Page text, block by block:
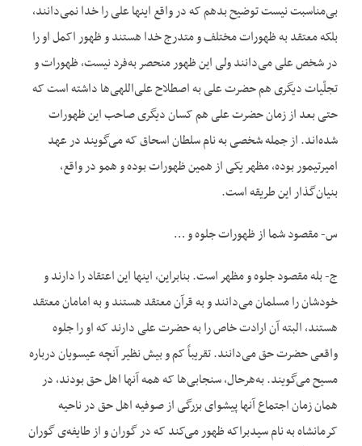
بی‌‌مناسبت نیست توضیح بدهم که در واقع اینها علی را خدا نمی‌‌دانند،
بلکه معتقد به ظهورات مختلف و متدرج خدا هستند و ظهور اکمل او را
در شخص علی می‌‌دانند ولی این ظهور منحصر به‌‌فرد نیست، ظهورات و
تجلّیات دیگری هم حضرت علی به اصطلاح علی‌‌اللهی‌‌ها داشته است که
حتی بعد از زمان حضرت علی هم کسان دیگری صاحب این ظهورات
شده‌‌اند. از جمله شخصی به نام سلطان اسحاق که می‌‌گویند در عهد
امیرتیمور بوده، مظهر یکی از همین ظهورات بوده و همو در واقع،
بنیان‌گذار این طریقه است.
س- مقصود شما از ظهورات جلوه و …
ج- بله مقصود جلوه و مظهر است. بنابراین، اینها این اعتقاد را دارند و
خودشان را مسلمان می‌‌دانند و به قرآن معتقد هستند و به امامان معتقد
هستند، البته آن ارادت خاص را به حضرت علی دارند که او را جلوه
واقعی حضرت حق می‌‌دانند. تقریباً کم و بیش نظیر آنچه عیسویان درباره
مسیح می‌‌گویند. به‌‌هرحال، سنجابی‌‌ها که همه آنها اهل حق بودند، در
همان زمان اجتماع آنها پیشوای بزرگی از صوفیه اهل حق در ناحیه
کرمانشاه به نام سیدبراکه ظهور می‌‌کند که در گوران و از طایفه‌‌ی گوران